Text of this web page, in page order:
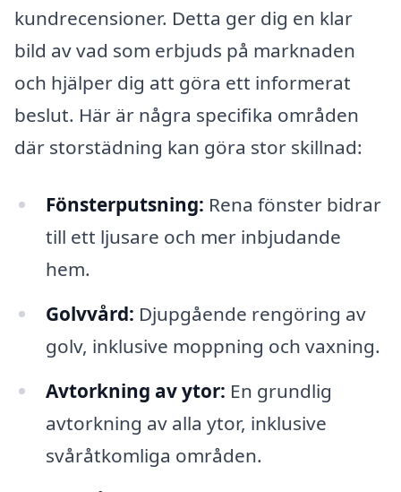
kundrecensioner. Detta ger dig en klar
bild av vad som erbjuds på marknaden
och hjälper dig att göra ett informerat
beslut. Här är några specifika områden
där storstädning kan göra stor skillnad:
Fönsterputsning: Rena fönster bidrar
till ett ljusare och mer inbjudande
hem.
Golvvård: Djupgående rengöring av
golv, inklusive moppning och vaxning.
Avtorkning av ytor: En grundlig
avtorkning av alla ytor, inklusive
svåråtkomliga områden.